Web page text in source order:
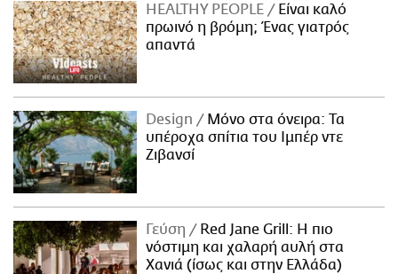
HEALTHY PEOPLE
Είναι καλό
πρωινό η βρόμη; Ένας γιατρός
απαντά
Design
Μόνο στα όνειρα: Τα
υπέροχα σπίτια του Ιμπέρ ντε
Ζιβανσί
Γεύση
Red Jane Grill: Η πιο
νόστιμη και χαλαρή αυλή στα
Χανιά (ίσως και στην Ελλάδα)